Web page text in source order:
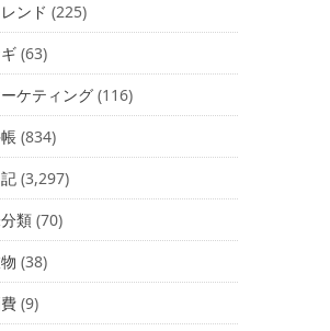
レンド (225)
(63)
ケティング (116)
(834)
(3,297)
類 (70)
(38)
(9)